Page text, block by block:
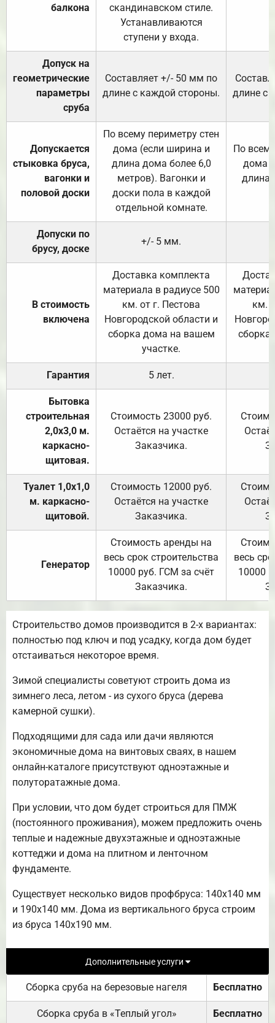
балкона
скандинавском стиле.
Устанавливаются
ступени у входа.
Допуск на
геометрические
параметры
сруба
Составляет +/- 50 мм по
длине с каждой стороны.
длине с
Допускается
стыковка бруса,
вагонки и
половой доски
По всему периметру стен
дома (если ширина и
длина дома более 6,0
метров). Вагонки и
доски пола в каждой
отдельной комнате.
По
дома
длина
Допуски по
брусу, доске
+/- 5 мм.
В стоимость
включена
Доставка комплекта
материала в радиусе 500
км. от г. Пестова
Новгородской области и
сборка дома на вашем
участке.
км.
Гарантия 5 лет.
Бытовка
строительная
2,0х3,0 м.
каркасно-
щитовая.
Стоимость 23000 руб.
Остаётся на участке
Заказчика.
Туалет 1,0х1,0
м. каркасно-
щитовой.
Стоимость 12000 руб.
Остаётся на участке
Заказчика.
Генератор
Стоимость аренды на
весь срок строительства
10000 руб. ГСМ за счёт
Заказчика.
весь
10000
Строительство домов производится в 2-х вариантах:
полностью под ключ и под усадку, когда дом будет
отстаиваться некоторое время.
Зимой специалисты советуют строить дома из
зимнего леса, летом - из сухого бруса (дерева
камерной сушки).
Подходящими для сада или дачи являются
экономичные дома на винтовых сваях, в нашем
онлайн-каталоге присутствуют одноэтажные и
полуторатажные дома.
При условии, что дом будет строиться для ПМЖ
(постоянного проживания), можем предложить очень
теплые и надежные двухэтажные и одноэтажные
коттеджи и дома на плитном и ленточном
фундаменте.
Существует несколько видов профбруса: 140х140 мм
и 190х140 мм. Дома из вертикального бруса строим
из бруса 140х190 мм.
Дополнительные услуги
Сборка сруба на березовые нагеля Бесплатно
Сборка сруба в «Теплый угол» Бесплатно